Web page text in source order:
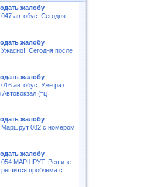
жалобу
047 автобус .Сегодня
жалобу
Ужасно! .Сегодня после
жалобу
016 автобус .Уже раз
(тц
жалобу
Маршрут 082 с номером
жалобу
054 МАРШРУТ. Решите
решится проблема с